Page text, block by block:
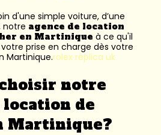
d'une simple voiture, d’une
notre agence de location
en Martinique à ce qu'il
prise en charge dès votre
Martinique.rolex replica uk
notre
location de
Martinique?